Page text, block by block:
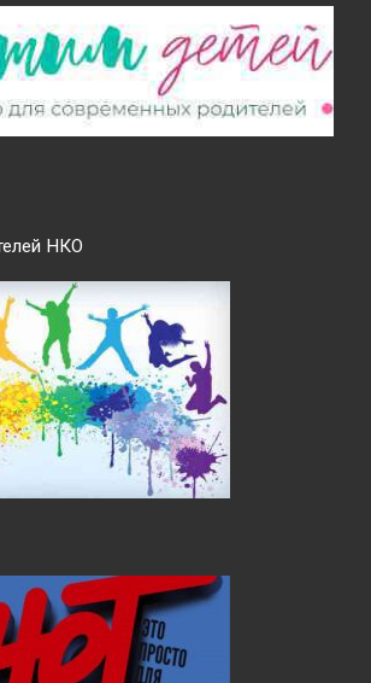
НКО